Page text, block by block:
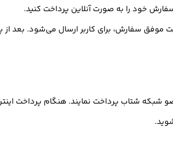
سفارش خود را به صورت آنلاین پرداخت کنید.
سفارش، برای کاربر ارسال می‌شود. بعد از
شبکه شتاب پرداخت نمایند. هنگام پرداخت